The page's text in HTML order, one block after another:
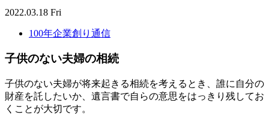
2022.03.18 Fri
100年企業創り通信
子供のない夫婦の相続
子供のない夫婦が将来起きる相続を考えるとき、誰に自分の
財産を託したいか、遺言書で自らの意思をはっきり残してお
くことが大切です。